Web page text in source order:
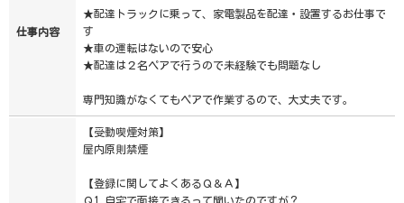
仕事内容
★配達トラックに乗って、家電製品を配達・設置するお仕事で
す
★車の運転はないので安心
★配達は２名ペアで行うので未経験でも問題なし
専門知識がなくてもペアで作業するので、大丈夫です。
【受動喫煙対策】
屋内原則禁煙
【登録に関してよくあるＱ＆Ａ】
Ｑ1.自宅で面接できるって聞いたのですが？